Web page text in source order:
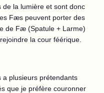
de la lumière et sont donc
Fæs peuvent porter des
de Fæ (Spatule + Larme)
la cour féérique.
plusieurs prétendants
que je préfère couronner